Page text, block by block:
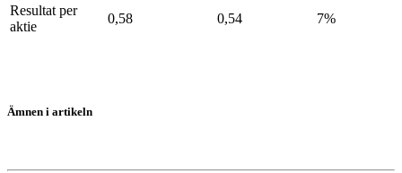
Resultat per
aktie
0,58 0,54 7%
Ämnen i artikeln